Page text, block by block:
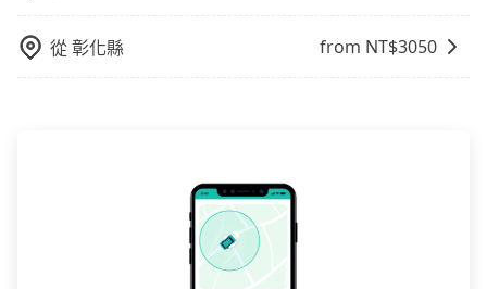
從彰化縣 from NT$3050